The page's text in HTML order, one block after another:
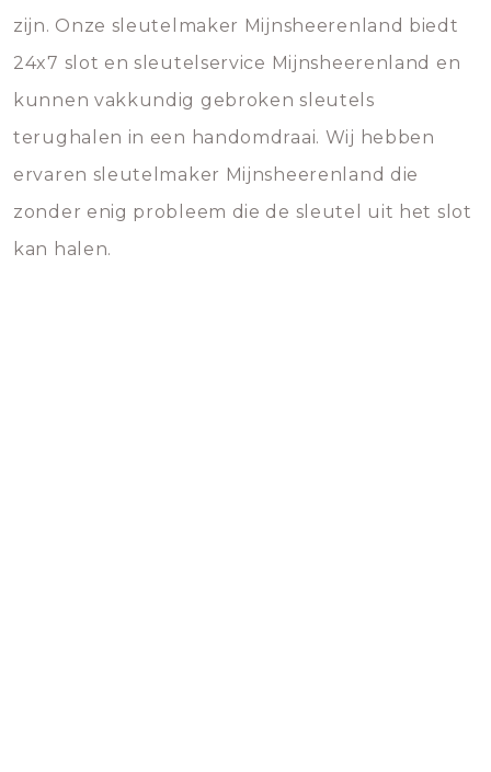
zijn. Onze sleutelmaker Mijnsheerenland biedt
24x7 slot en sleutelservice Mijnsheerenland en
kunnen vakkundig gebroken sleutels
terughalen in een handomdraai. Wij hebben
ervaren sleutelmaker Mijnsheerenland die
zonder enig probleem die de sleutel uit het slot
kan halen.